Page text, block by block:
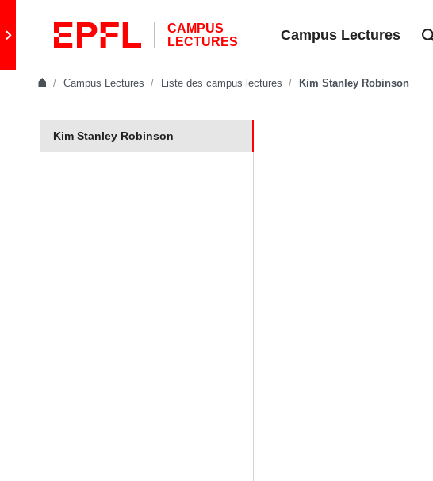
Retour au site principal
CAMPUS
LECTURES
Campus Lectures
Campus Lectures Liste des campus lectures Kim Stanley Robinson
In the same section
Kim Stanley Robinson